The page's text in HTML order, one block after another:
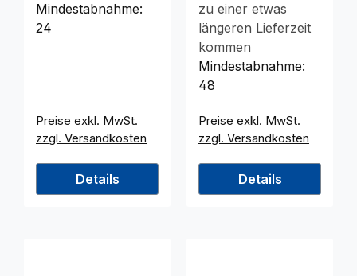
Mindestabnahme:
24
Preise exkl. MwSt.
zzgl. Versandkosten
Details
zu einer etwas
längeren Lieferzeit
kommen
Mindestabnahme:
48
Preise exkl. MwSt.
zzgl. Versandkosten
Details